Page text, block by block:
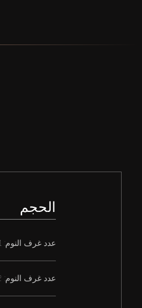
الحجم
عدد غرف النوم: 1
عدد غرف النوم: 2